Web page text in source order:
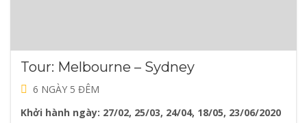
Tour: Melbourne – Sydney
6 NGÀY 5 ĐÊM
Khởi hành ngày: 27/02, 25/03, 24/04, 18/05, 23/06/2020